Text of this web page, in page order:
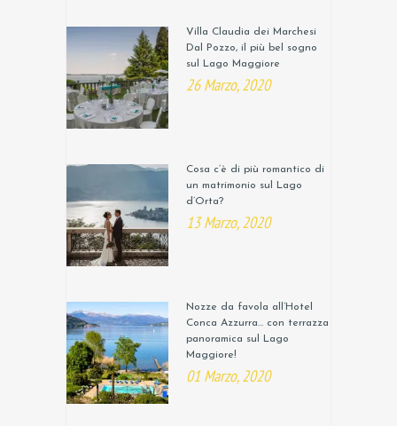
Villa Claudia dei Marchesi
Dal Pozzo, il più bel sogno
sul Lago Maggiore
26 Marzo, 2020
Cosa c’è di più romantico di
un matrimonio sul Lago
d’Orta?
13 Marzo, 2020
Nozze da favola all’Hotel
Conca Azzurra… con terrazza
panoramica sul Lago
Maggiore!
01 Marzo, 2020